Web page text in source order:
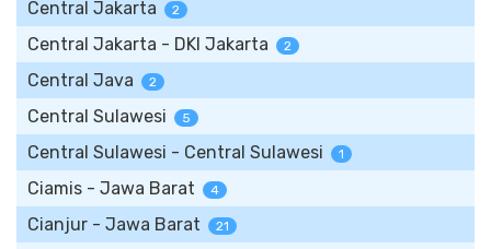
Central Jakarta 2
Central Jakarta - DKI Jakarta 2
Central Java 2
Central Sulawesi 5
Central Sulawesi - Central Sulawesi 1
Ciamis - Jawa Barat 4
Cianjur - Jawa Barat 21